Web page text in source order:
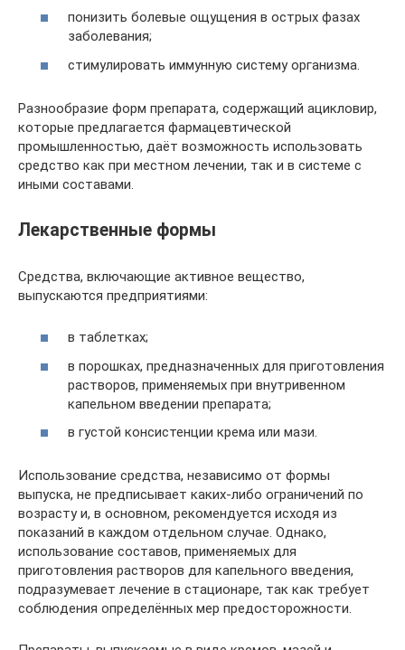
понизить болевые ощущения в острых фазах
заболевания;
стимулировать иммунную систему организма.
Разнообразие форм препарата, содержащий ацикловир,
которые предлагается фармацевтической
промышленностью, даёт возможность использовать
средство как при местном лечении, так и в системе с
иными составами.
Лекарственные формы
Средства, включающие активное вещество,
выпускаются предприятиями:
в таблетках;
в порошках, предназначенных для приготовления
растворов, применяемых при внутривенном
капельном введении препарата;
в густой консистенции крема или мази.
Использование средства, независимо от формы
выпуска, не предписывает каких-либо ограничений по
возрасту и, в основном, рекомендуется исходя из
показаний в каждом отдельном случае. Однако,
использование составов, применяемых для
приготовления растворов для капельного введения,
подразумевает лечение в стационаре, так как требует
соблюдения определённых мер предосторожности.